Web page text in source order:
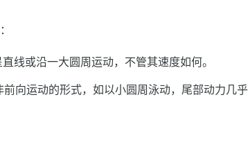
线或沿一大圆周运动，不管其速度如何。
向运动的形式，如以小圆周泳动，尾部动力几乎